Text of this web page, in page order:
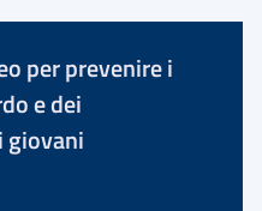
per prevenire i
e dei
giovani